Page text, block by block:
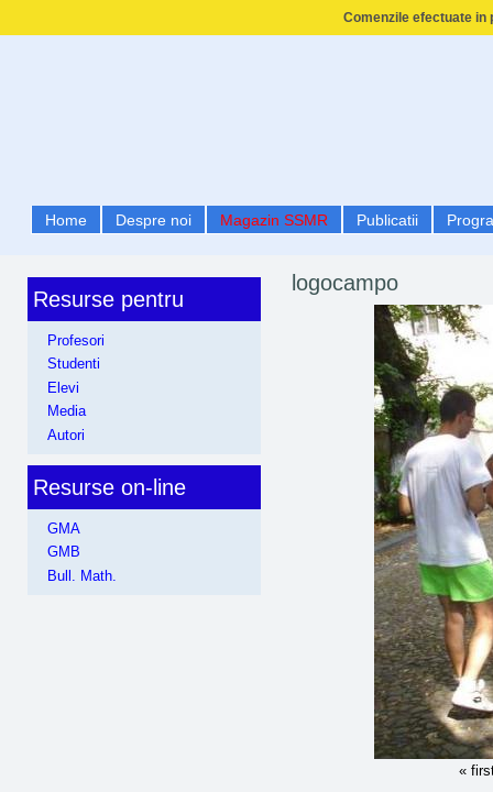
Comenzile efectuate in
Home Despre noi Magazin SSMR Publicatii
logocampo
«
Resurse pentru
Profesori
Studenti
Elevi
Media
Autori
Resurse on-line
GMA
GMB
Bull. Math.